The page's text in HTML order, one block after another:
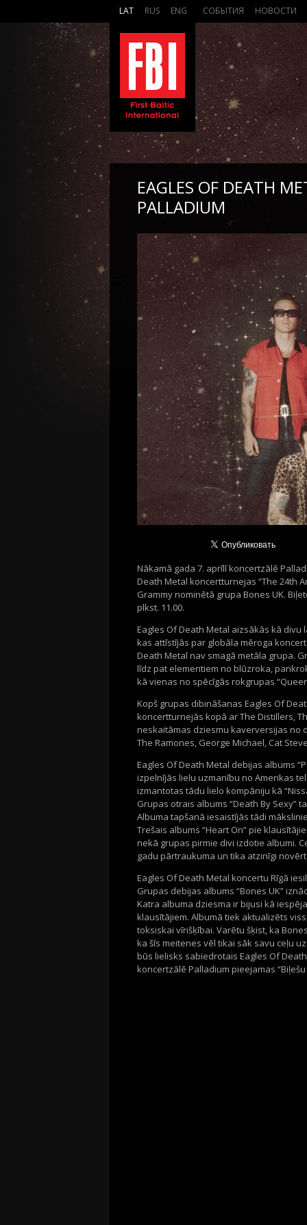
LAT RUS ENG СОБЫТИЯ НОВОСТИ
EAGLES OF DEATH
PALLADIUM
Nākamā gada 7. aprīlī koncertzālē
Death Metal koncertturnejas “The 24th
Grammy nominētā grupa Bones UK.
plkst. 11.00.
Eagles Of Death Metal aizsākās kā divu
kas attīstījās par globāla mēroga
Death Metal nav smagā metāla grupa.
līdz pat elementiem no blūzroka,
kā vienas no spēcīgās rokgrupas
Kopš grupas dibināšanas Eagles Of
koncertturnejās kopā ar The Distillers,
neskaitāmas dziesmu kaverversijas no
The Ramones, George Michael, Cat
Eagles Of Death Metal debijas albums
izpelnījās lielu uzmanību no Amerikas
izmantotas tādu lielo kompāniju kā
Grupas otrais albums “Death By Sexy”
Albuma tapšanā iesaistījās tādi
Trešais albums “Heart On” pie
nekā grupas pirmie divi izdotie albumi.
gadu pārtraukuma un tika atzinīgi
Eagles Of Death Metal koncertu Rīgā
Grupas debijas albums “Bones UK”
Katra albuma dziesma ir bijusi kā
klausītājiem. Albumā tiek aktualizēts
toksiskai vīrišķībai. Varētu šķist, ka
ka šīs meitenes vēl tikai sāk savu ceļu
būs lielisks sabiedrotais Eagles Of
koncertzālē Palladium pieejamas